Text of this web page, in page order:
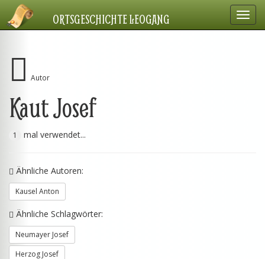
ORTSGESCHICHTE LEOGANG
Autor
Kaut Josef
1 mal verwendet...
Ähnliche Autoren:
Kausel Anton
Ähnliche Schlagwörter:
Neumayer Josef
Herzog Josef